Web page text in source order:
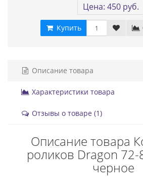
Цена: 450 руб.
Купить
Описание товара
Характеристики товара
Отзывы о товаре (1)
Описание товара
роликов Dragon
черное